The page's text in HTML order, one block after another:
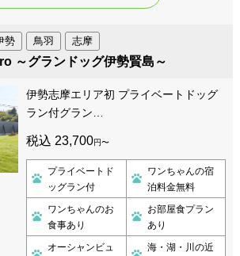
鳥羽 志摩
勢
～グランドッグ伊勢賢島～
伊勢志摩エリア初 プライベートドッグ
ラン付グラン…
税込 23,700円〜
プライベートド
ッグラン付
ワンちゃんの宿
泊料金無料
ワンちゃんのお
食事あり
お部屋食プラン
あり
オーシャンビュ
海・湖・川の近